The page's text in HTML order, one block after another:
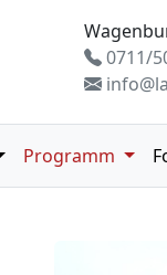
0711/
Programm